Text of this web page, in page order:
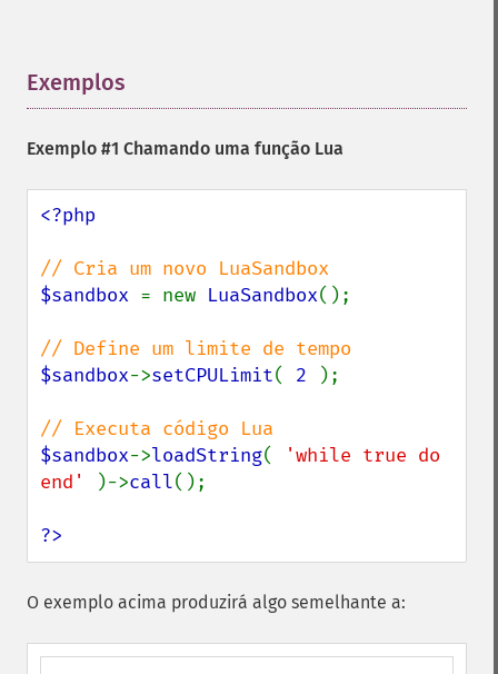
Exemplos
Exemplo #1 Chamando uma função Lua
<?php
$sandbox = new LuaSandbox();
$sandbox->setCPULimit( 2 );
$sandbox->loadString(
'while true do
end'
)->call();
?>
O exemplo acima produzirá algo semelhante a: